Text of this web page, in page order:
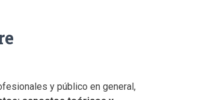
y público en general,